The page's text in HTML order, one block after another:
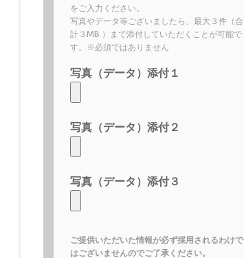
をご入力ください。
写真やデータ等ございましたら、最大３件（合
計３MB ）まで添付していただくことが可能で
す。※必須ではありません
写真（データ）添付１
写真（データ）添付２
写真（データ）添付３
ご提供いただいた情報が必ず採用されるわけで
はございませんのでご了承ください。